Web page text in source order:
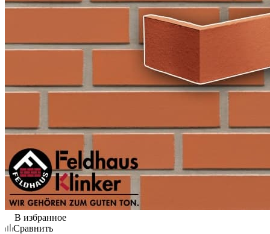
В избранное
Сравнить